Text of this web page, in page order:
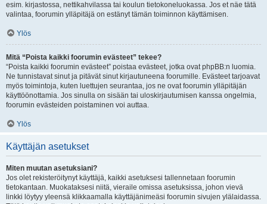
esim. kirjastossa, nettikahvilassa tai koulun tietokoneluokassa. Jos et näe tätä
valintaa, foorumin ylläpitäjä on estänyt tämän toiminnon käyttämisen.
Ylös
Mitä “Poista kaikki foorumin evästeet” tekee?
“Poista kaikki foorumin evästeet” poistaa evästeet, jotka ovat phpBB:n luomia.
Ne tunnistavat sinut ja pitävät sinut kirjautuneena foorumille. Evästeet tarjoavat
myös toimintoja, kuten luettujen seurantaa, jos ne ovat foorumin ylläpitäjän
käyttöönottamia. Jos sinulla on sisään tai uloskirjautumisen kanssa ongelmia,
foorumin evästeiden poistaminen voi auttaa.
Ylös
Käyttäjän asetukset
Miten muutan asetuksiani?
Jos olet rekisteröitynyt käyttäjä, kaikki asetuksesi tallennetaan foorumin
tietokantaan. Muokataksesi niitä, vieraile omissa asetuksissa, johon vievä
linkki löytyy yleensä klikkaamalla käyttäjänimeäsi foorumin sivujen ylälaidassa.